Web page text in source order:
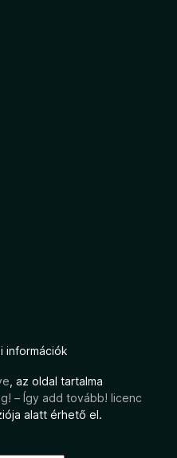
információk
, az oldal tartalma
– Így add tovább! licenc
alatt érhető el.